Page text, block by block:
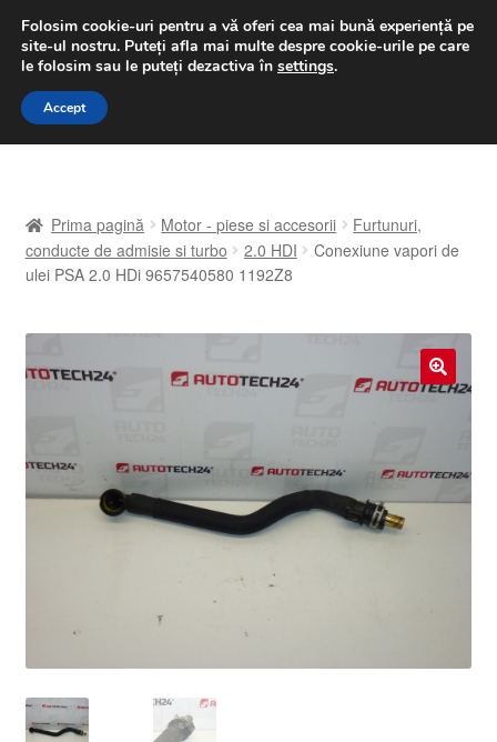
LIVRARE de la 33 lei
luni-vineri 9 a.m. - 4 p.m.031 229 6816
Sari
Sari
A lua legatura
Finalizare comandă
Plățile
Prima pagină Motor - piese si accesorii
Furtunuri,
conducte de admisie si turbo
2.0 HDI
Conexiune vapori de
ulei PSA 2.0 HDi 9657540580 1192Z8
🔍
Folosim cookie-uri pentru a vă oferi cea mai bună experiență pe
site-ul nostru. Puteți afla mai multe despre cookie-urile pe care
le folosim sau le puteți dezactiva în settings.
Accept